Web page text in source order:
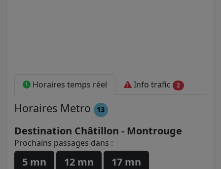
Horaires temps réel Info trafic 2
Horaires Metro 13
Destination Châtillon - Montrouge
Prochains passages dans :
5 mn 12 mn
17 mn